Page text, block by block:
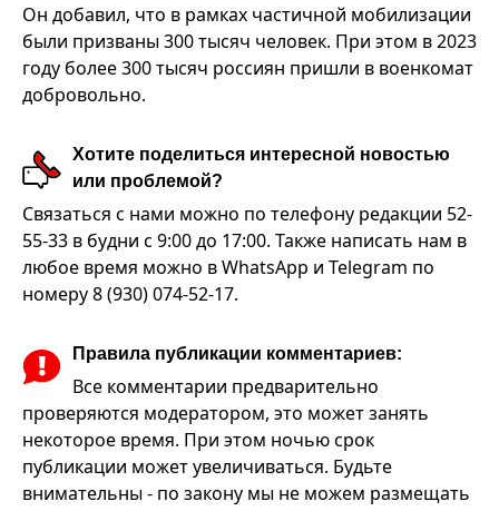
Он добавил, что в рамках частичной мобилизации
были призваны 300 тысяч человек. При этом в 2023
году более 300 тысяч россиян пришли в военкомат
добровольно.
Хотите поделиться интересной новостью
или проблемой?
Связаться с нами можно по телефону редакции 52-
55-33 в будни с 9:00 до 17:00. Также написать нам в
любое время можно в WhatsApp и Telegram по
номеру 8 (930) 074-52-17.
Правила публикации комментариев:
Все комментарии предварительно
проверяются модератором, это может занять
некоторое время. При этом ночью срок
публикации может увеличиваться. Будьте
внимательны - по закону мы не можем размещать